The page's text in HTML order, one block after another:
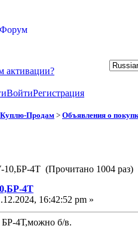
активации?
ВойтиРегистрация
Куплю-Продам > Объявления о
10,БР-4Т (Прочитано 1004 раз)
4Т
16:42:52 pm »
4Т,можно б/в.